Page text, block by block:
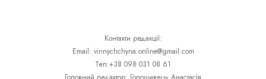
Контакти редакції:
Email: vinnychchyna.online@gmail.com
Тел:+38 098 031 08 61